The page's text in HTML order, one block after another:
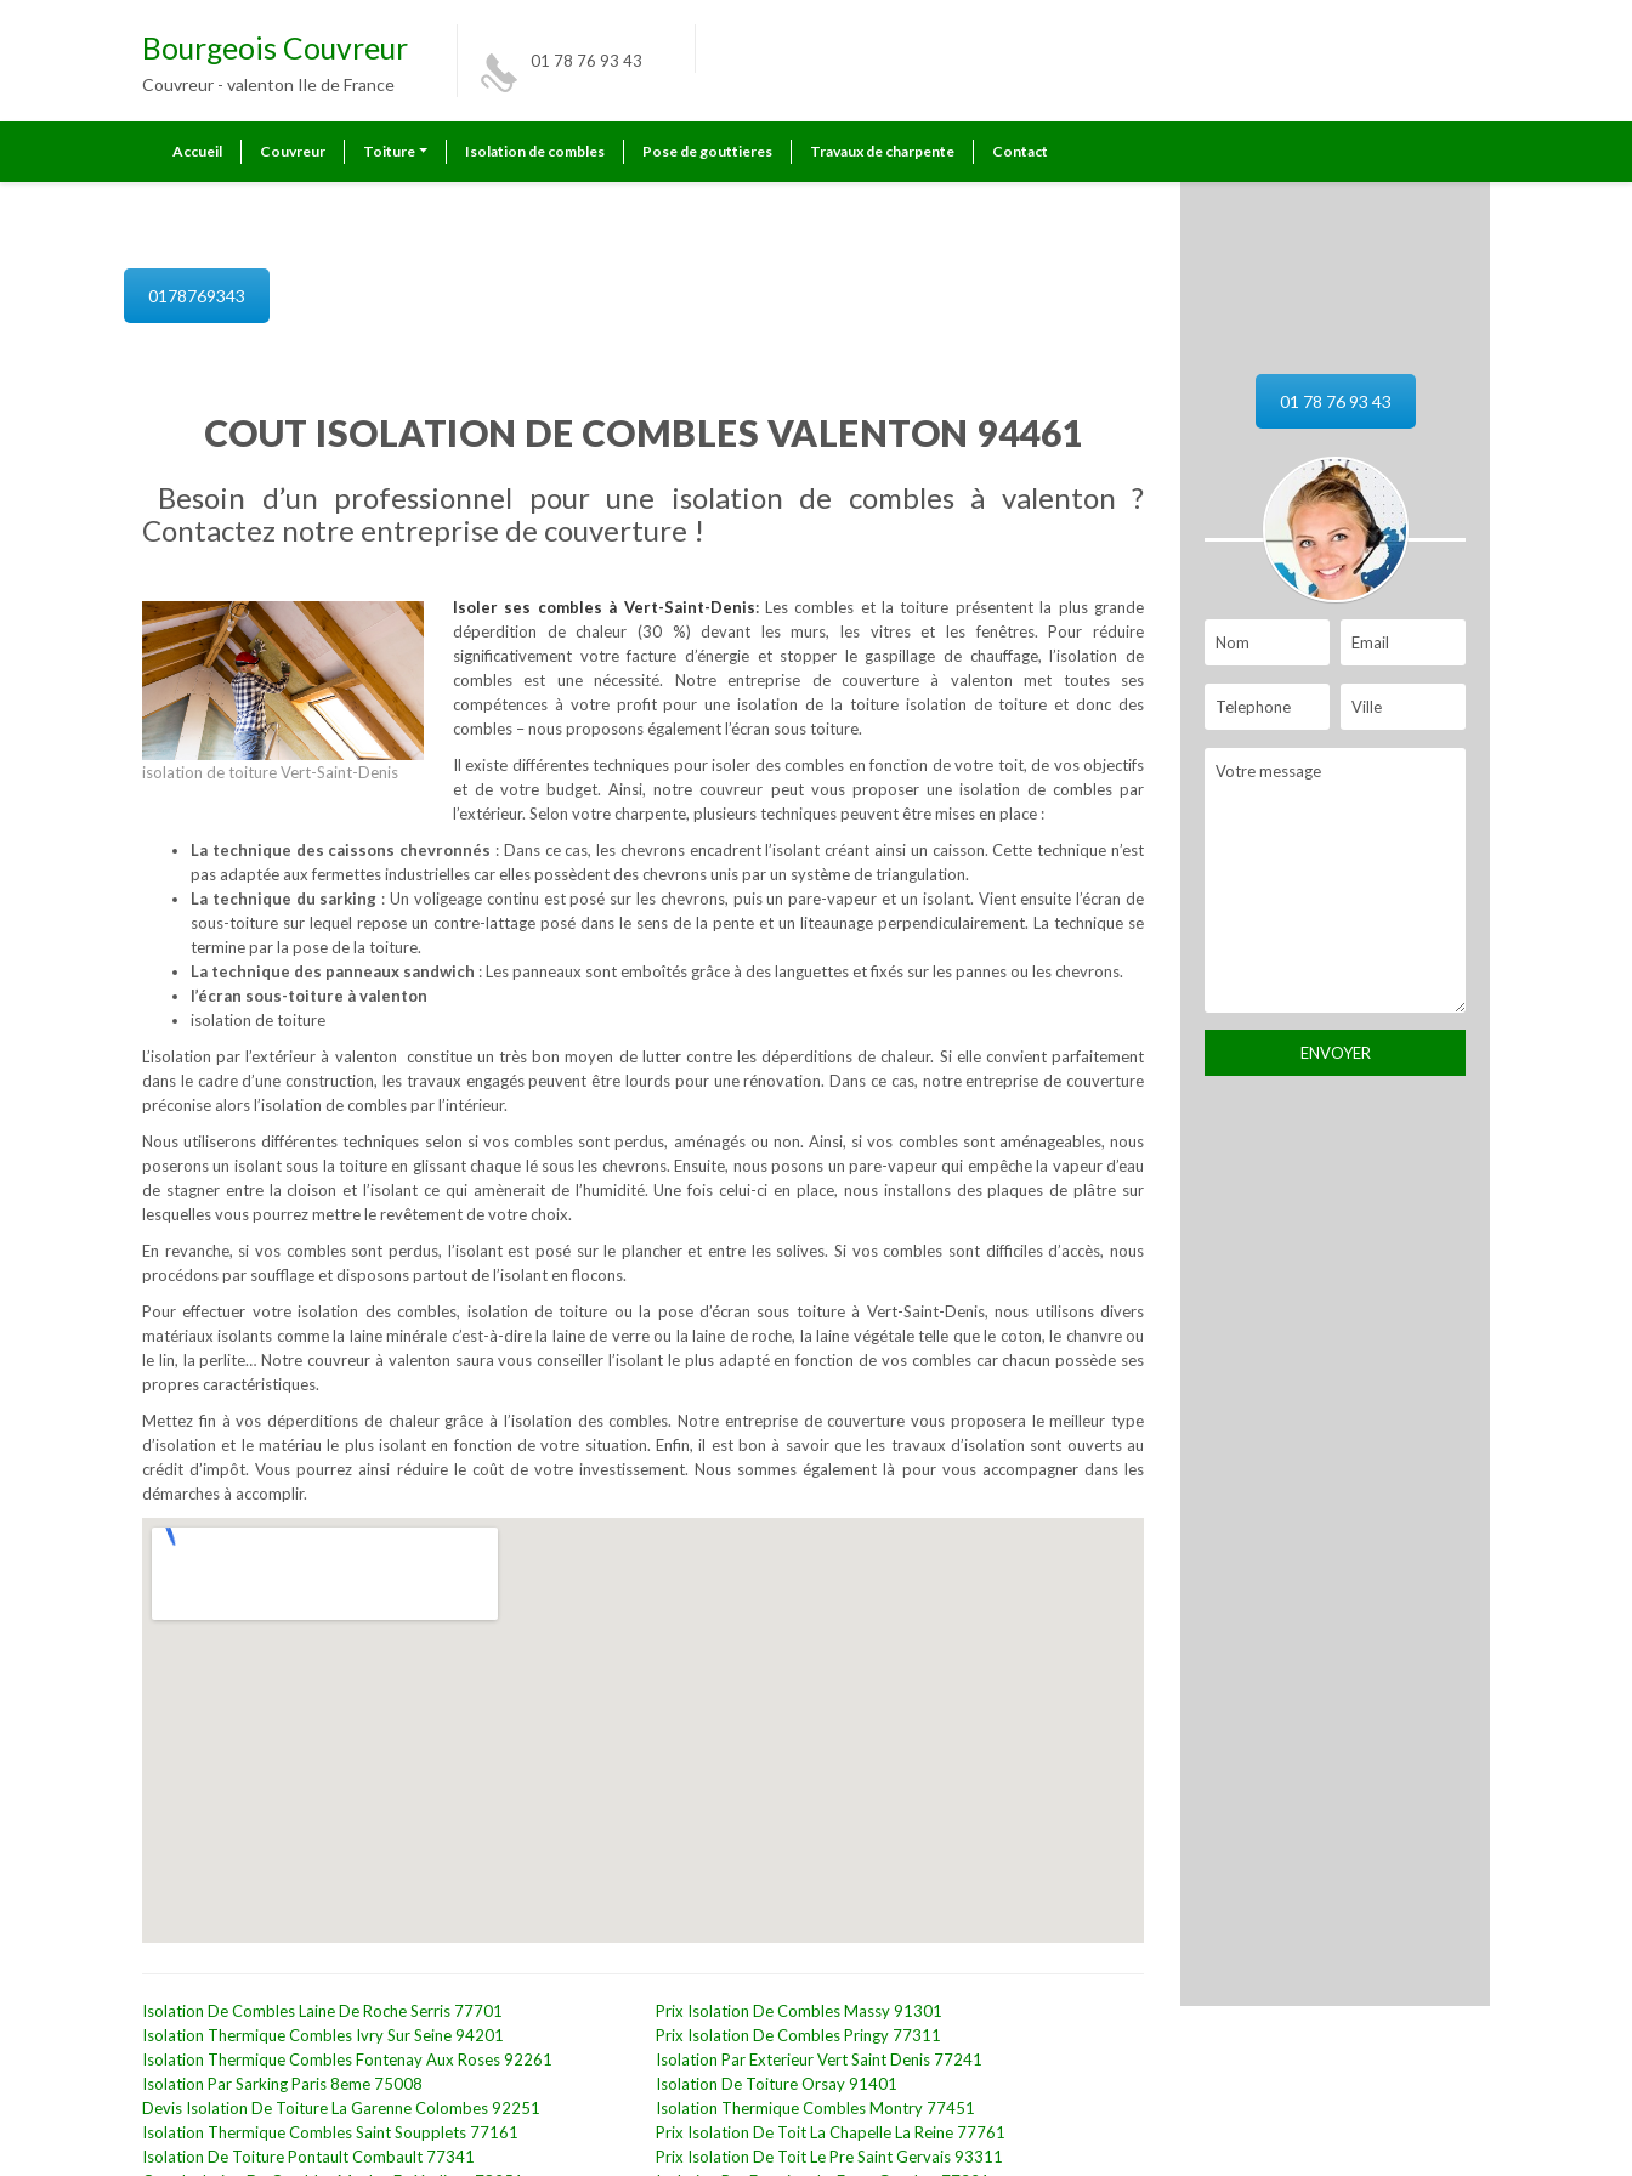
Bourgeois Couvreur
Couvreur - valenton Ile de France
01 78 76 93 43
Accueil Couvreur Toiture Isolation de combles Pose de gouttieres Travaux de charpente Contact
0178769343
COUT ISOLATION DE COMBLES VALENTON 94461
Besoin d’un professionnel pour une isolation de combles à valenton ?
Contactez notre entreprise de couverture !
isolation de toiture Vert-Saint-Denis
Isoler ses combles à Vert-Saint-Denis:Les combles et la toiture présentent la plus grande
déperdition de chaleur (30 %) devant les murs, les vitres et les fenêtres. Pour réduire
significativement votre facture d’énergie et stopper le gaspillage de chauffage, l’isolation de
combles est une nécessité. Notre entreprise de couverture à valenton met toutes ses
compétences à votre profit pour une isolation de la toiture isolation de toiture et donc des
combles – nous proposons également l’écran sous toiture.
Il existe différentes techniques pour isoler des combles en fonction de votre toit, de vos objectifs
et de votre budget. Ainsi, notre couvreur peut vous proposer une isolation de combles par
l’extérieur. Selon votre charpente, plusieurs techniques peuvent être mises en place :
La technique des caissons chevronnés : Dans ce cas, les chevrons encadrent l’isolant créant ainsi un caisson. Cette technique n’est
pas adaptée aux fermettes industrielles car elles possèdent des chevrons unis par un système de triangulation.
La technique du sarking : Un voligeage continu est posé sur les chevrons, puis un pare-vapeur et un isolant. Vient ensuite l’écran de
sous-toiture sur lequel repose un contre-lattage posé dans le sens de la pente et un liteaunage perpendiculairement. La technique se
termine par la pose de la toiture.
La technique des panneaux sandwich : Les panneaux sont emboîtés grâce à des languettes et fixés sur les pannes ou les chevrons.
l’écran sous-toiture à valenton
isolation de toiture
L’isolation par l’extérieur à valenton constitue un très bon moyen de lutter contre les déperditions de chaleur. Si elle convient parfaitement
dans le cadre d’une construction, les travaux engagés peuvent être lourds pour une rénovation. Dans ce cas, notre entreprise de couverture
préconise alors l’isolation de combles par l’intérieur.
Nous utiliserons différentes techniques selon si vos combles sont perdus, aménagés ou non. Ainsi, si vos combles sont aménageables, nous
poserons un isolant sous la toiture en glissant chaque lé sous les chevrons. Ensuite, nous posons un pare-vapeur qui empêche la vapeur d’eau
de stagner entre la cloison et l’isolant ce qui amènerait de l’humidité. Une fois celui-ci en place, nous installons des plaques de plâtre sur
lesquelles vous pourrez mettre le revêtement de votre choix.
En revanche, si vos combles sont perdus, l’isolant est posé sur le plancher et entre les solives. Si vos combles sont difficiles d’accès, nous
procédons par soufflage et disposons partout de l’isolant en flocons.
Pour effectuer votre isolation des combles, isolation de toiture ou la pose d’écran sous toiture à Vert-Saint-Denis, nous utilisons divers
matériaux isolants comme la laine minérale c’est-à-dire la laine de verre ou la laine de roche, la laine végétale telle que le coton, le chanvre ou
le lin, la perlite… Notre couvreur à valenton saura vous conseiller l’isolant le plus adapté en fonction de vos combles car chacun possède ses
propres caractéristiques.
Mettez fin à vos déperditions de chaleur grâce à l’isolation des combles. Notre entreprise de couverture vous proposera le meilleur type
d’isolation et le matériau le plus isolant en fonction de votre situation. Enfin, il est bon à savoir que les travaux d’isolation sont ouverts au
crédit d’impôt. Vous pourrez ainsi réduire le coût de votre investissement. Nous sommes également là pour vous accompagner dans les
démarches à accomplir.
Isolation De Combles Laine De Roche Serris 77701
Isolation Thermique Combles Ivry Sur Seine 94201
Isolation Thermique Combles Fontenay Aux Roses 92261
Isolation Par Sarking Paris 8eme 75008
Devis Isolation De Toiture La Garenne Colombes 92251
Isolation Thermique Combles Saint Soupplets 77161
Isolation De Toiture Pontault Combault 77341
Prix Isolation De Combles Massy 91301
Prix Isolation De Combles Pringy 77311
Isolation Par Exterieur Vert Saint Denis 77241
Isolation De Toiture Orsay 91401
Isolation Thermique Combles Montry 77451
Prix Isolation De Toit La Chapelle La Reine 77761
Prix Isolation De Toit Le Pre Saint Gervais 93311
01 78 76 93 43